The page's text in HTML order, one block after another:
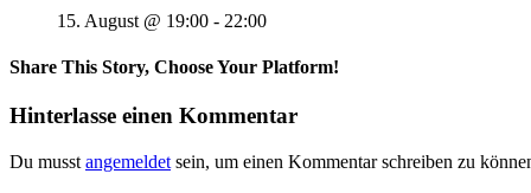
15. August @ 19:00 - 22:00
Share This Story, Choose Your Platform!
Hinterlasse einen Kommentar
Du musst angemeldet sein, um einen Kommentar schreiben zu